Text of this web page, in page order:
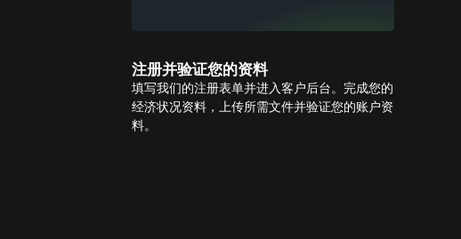
注册并验证您的资料
填写我们的注册表单并进入客户后台。完成您的
经济状况资料，上传所需文件并验证您的账户资
料。